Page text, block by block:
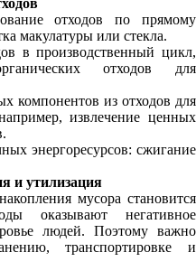
отходов по прямому
макулатуры или стекла.
в производственный цикл,
отходов для
компонентов из отходов для
извлечение ценных
энергоресурсов: сжигание
и утилизация
мусора становится
оказывают негативное
людей. Поэтому важно
транспортировке и